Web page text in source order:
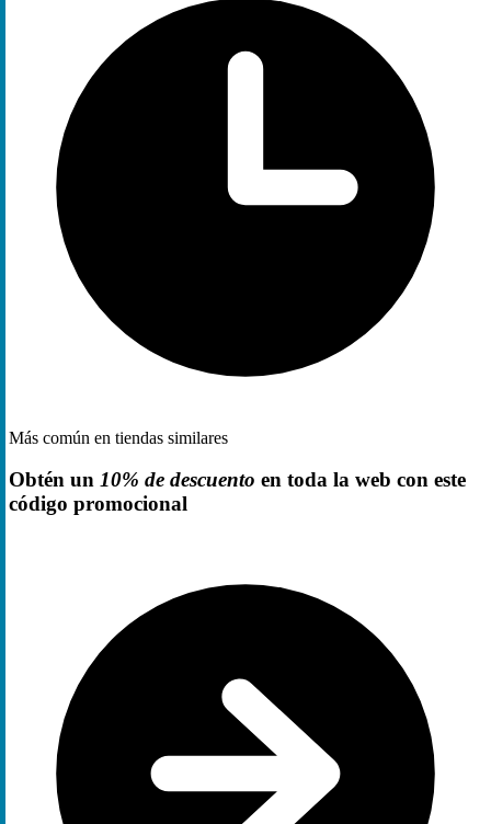
Más común en tiendas similares
Obtén un 10% de descuento en toda la web con este
código promocional